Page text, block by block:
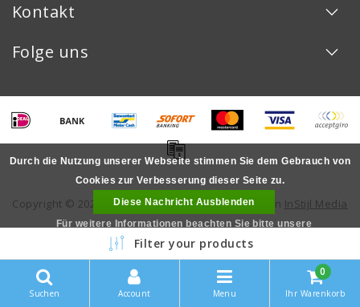
Kontakt
Folge uns
Copyright © 2026 - - All rights reserved - Realization InStijl Media
Filter your products
Suchen Account Menu
0
Ihr Warenkorb
Durch die Nutzung unserer Webseite stimmen Sie dem Gebrauch von
Cookies zur Verbesserung dieser Seite zu.
Diese Nachricht Ausblenden
Für weitere Informationen beachten Sie bitte unsere
Datenschutzerklärung. »